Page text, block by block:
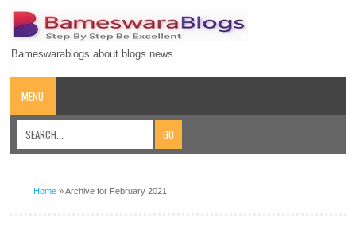
Bameswarablogs about blogs news
MENU
Home »Archive for February 2021